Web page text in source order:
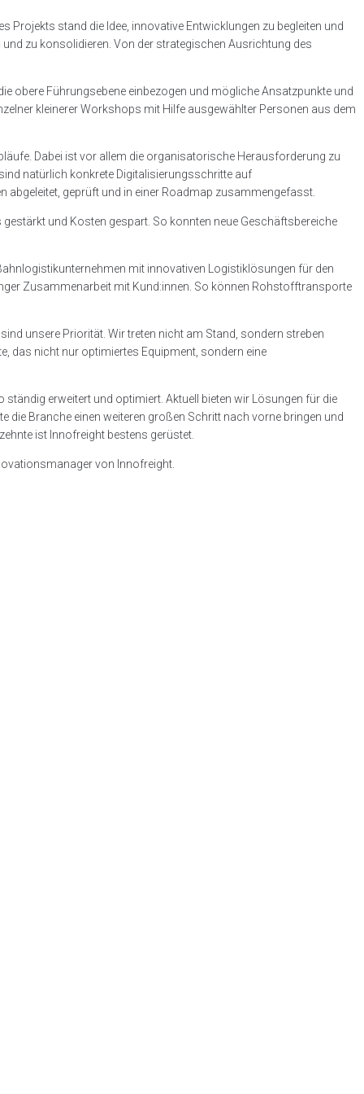
stand die Idee, innovative Entwicklungen zu begleiten und
zu konsolidieren. Von der strategischen Ausrichtung des
obere Führungsebene einbezogen und mögliche Ansatzpunkte und
kleinerer Workshops mit Hilfe ausgewählter Personen aus dem
Dabei ist vor allem die organisatorische Herausforderung zu
natürlich konkrete Digitalisierungsschritte auf
abgeleitet, geprüft und in einer Roadmap zusammengefasst.
und Kosten gespart. So konnten neue Geschäftsbereiche
mit innovativen Logistiklösungen für den
Zusammenarbeit mit Kund:innen. So können Rohstofftransporte
unsere Priorität. Wir treten nicht am Stand, sondern streben
das nicht nur optimiertes Equipment, sondern eine
erweitert und optimiert. Aktuell bieten wir Lösungen für die
die Branche einen weiteren großen Schritt nach vorne bringen und
ist Innofreight bestens gerüstet.
von Innofreight.